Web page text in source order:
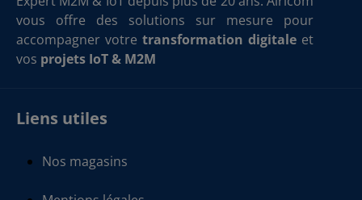
vous offre des solutions sur mesure pour
accompagner votre transformation digitale et
vos projets IoT & M2M
Liens utiles
Nos magasins